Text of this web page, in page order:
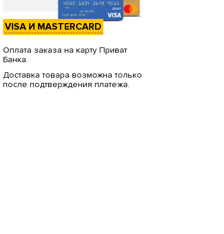
VISA И MASTERCARD
Оплата заказа на карту Приват
Банка.
Доставка товара возможна только
после подтверждения платежа.